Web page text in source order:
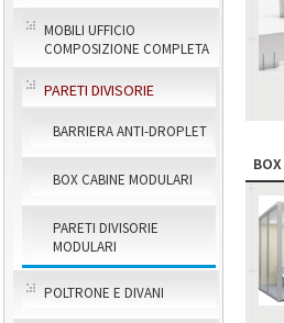
MOBILI UFFICIO
COMPOSIZIONE COMPLETA
PARETI DIVISORIE
BARRIERA ANTI-DROPLET
BOX CABINE MODULARI
PARETI DIVISORIE
MODULARI
POLTRONE E DIVANI